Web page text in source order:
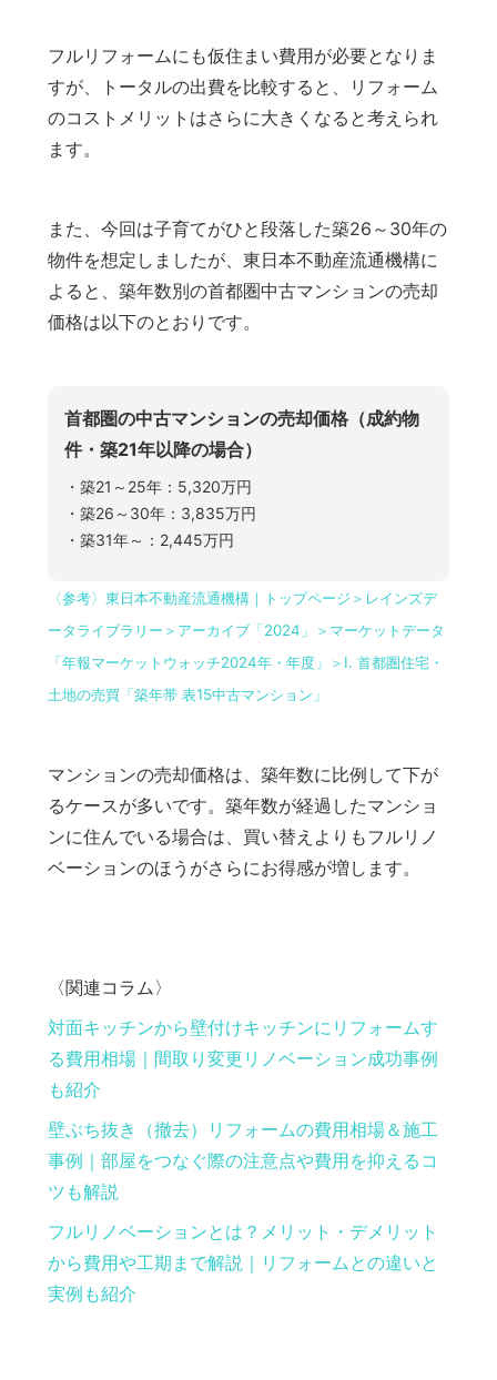
フルリフォームにも仮住まい費用が必要となりま
すが、トータルの出費を比較すると、リフォーム
のコストメリットはさらに大きくなると考えられ
ます。
また、今回は子育てがひと段落した築26～30年の
物件を想定しましたが、東日本不動産流通機構に
よると、築年数別の首都圏中古マンションの売却
価格は以下のとおりです。
首都圏の中古マンションの売却価格（成約物
件・築21年以降の場合）
・築21～25年：5,320万円
・築26～30年：3,835万円
・築31年～：2,445万円
〈参考〉東日本不動産流通機構｜トップページ＞レインズデ
ータライブラリー＞アーカイブ「2024」＞マーケットデータ
「年報マーケットウォッチ2024年・年度」＞Ⅰ. 首都圏住宅・
土地の売買「築年帯 表15中古マンション」
マンションの売却価格は、築年数に比例して下が
るケースが多いです。築年数が経過したマンショ
ンに住んでいる場合は、買い替えよりもフルリノ
ベーションのほうがさらにお得感が増します。
〈関連コラム〉
対面キッチンから壁付けキッチンにリフォームす
る費用相場｜間取り変更リノベーション成功事例
も紹介
壁ぶち抜き（撤去）リフォームの費用相場＆施工
事例｜部屋をつなぐ際の注意点や費用を抑えるコ
ツも解説
フルリノベーションとは？メリット・デメリット
から費用や工期まで解説｜リフォームとの違いと
実例も紹介